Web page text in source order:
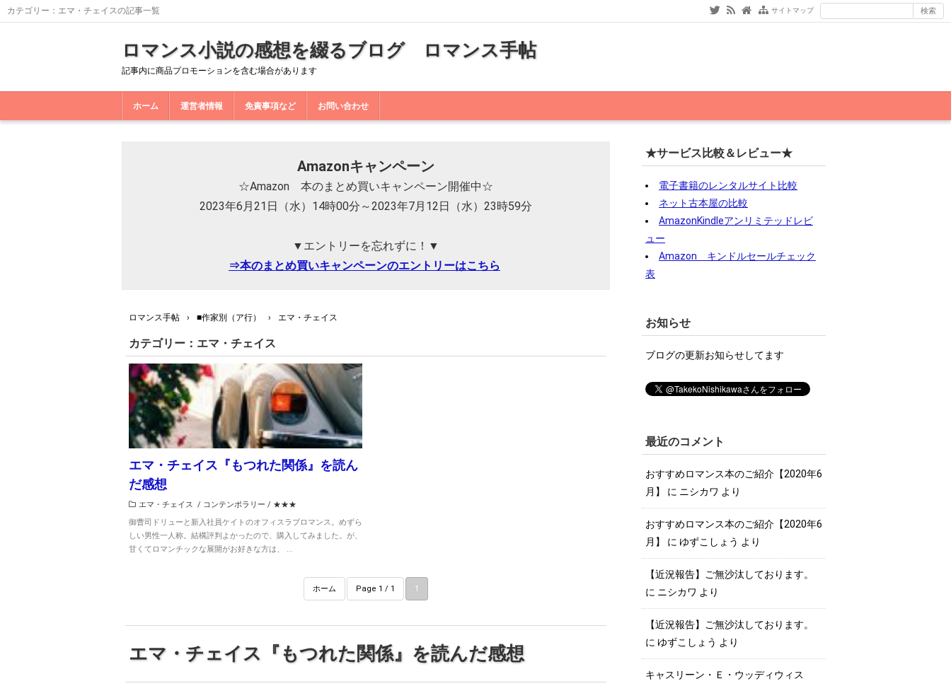
カテゴリー：エマ・チェイスの記事一覧 サイトマップ
ロマンス小説の感想を綴るブログ ロマンス手帖
記事内に商品プロモーションを含む場合があります
ホーム 運営者情報 免責事項など お問い合わせ
Amazonキャンペーン
☆Amazon 本のまとめ買いキャンペーン開催中☆
2023年6月21日（水）14時00分～2023年7月12日（水）23時59分
▼エントリーを忘れずに！▼
⇒本のまとめ買いキャンペーンのエントリーはこちら
ロマンス手帖 › ■作家別（ア行） › エマ・チェイス
カテゴリー：エマ・チェイス
エマ・チェイス『もつれた関係』を読ん
だ感想
エマ・チェイス / コンテンポラリー / ★★★
御曹司ドリューと新入社員ケイトのオフィスラブロマンス。めずら
しい男性一人称。結構評判よかったので、購入してみました。が、
甘くてロマンチックな展開がお好きな方は、 ...
ホーム Page 1 / 1 1
エマ・チェイス『もつれた関係』を読んだ感想
★サービス比較＆レビュー★
電子書籍のレンタルサイト比較
ネット古本屋の比較
AmazonKindleアンリミテッドレビ
ュー
Amazon キンドルセールチェック
表
お知らせ
ブログの更新お知らせしてます
最近のコメント
おすすめロマンス本のご紹介【2020年6
月】
に ニシカワ より
おすすめロマンス本のご紹介【2020年6
月】
に ゆずこしょう より
【近況報告】ご無沙汰しております。
に ニシカワ より
【近況報告】ご無沙汰しております。
に ゆずこしょう より
キャスリーン・Ｅ・ウッディウィス